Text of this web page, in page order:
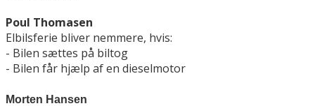
Poul Thomasen
Elbilsferie bliver nemmere, hvis:
- Bilen sættes på biltog
- Bilen får hjælp af en dieselmotor
Morten Hansen